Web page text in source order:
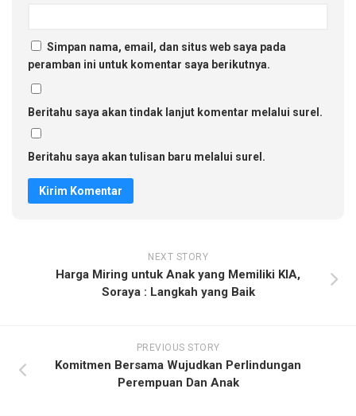
Simpan nama, email, dan situs web saya pada
peramban ini untuk komentar saya berikutnya.
Beritahu saya akan tindak lanjut komentar melalui surel.
Beritahu saya akan tulisan baru melalui surel.
NEXT STORY
Harga Miring untuk Anak yang Memiliki KIA,
Soraya : Langkah yang Baik
PREVIOUS STORY
Komitmen Bersama Wujudkan Perlindungan
Perempuan Dan Anak